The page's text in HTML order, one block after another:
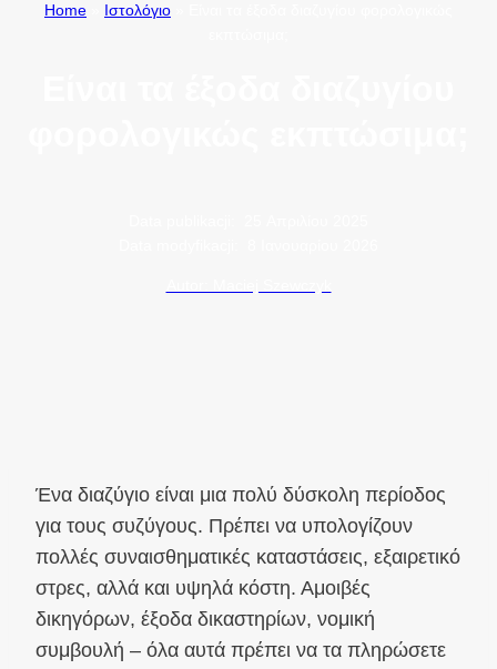
Home Ιστολόγιο
Ένα διαζύγιο είναι μια πολύ δύσκολη περίοδος
για τους συζύγους. Πρέπει να υπολογίζουν
πολλές συναισθηματικές καταστάσεις, εξαιρετικό
στρες, αλλά και υψηλά κόστη. Αμοιβές
δικηγόρων, έξοδα δικαστηρίων, νομική
συμβουλή – όλα αυτά πρέπει να τα πληρώσετε